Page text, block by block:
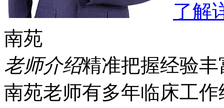
了解
南苑
老师介绍精准把握经验丰
南苑老师有多年临床工